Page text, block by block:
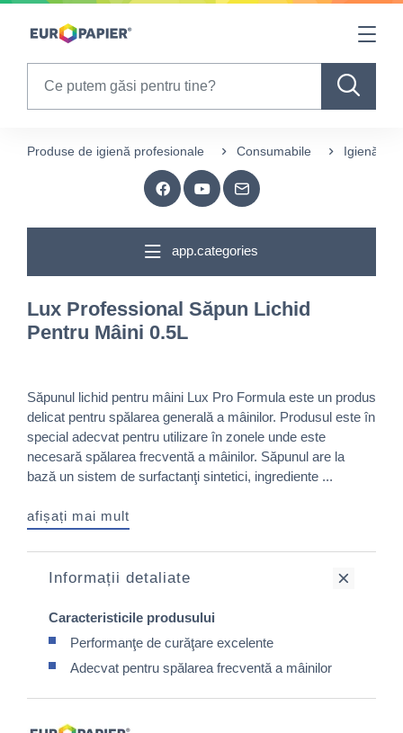
Table Of Content
Produse de igienă profesionale Consumabile Igienă
app.categories
Lux Professional Săpun Lichid
Pentru Mâini 0.5L
Săpunul lichid pentru mâini Lux Pro Formula este un produs
delicat pentru spălarea generală a mâinilor. Produsul este în
special adecvat pentru utilizare în zonele unde este
necesară spălarea frecventă a mâinilor. Săpunul are la
bază un sistem de surfactanţi sintetici, ingrediente ...
afișați mai mult
Informații detaliate
Caracteristicile produsului
Performanţe de curăţare excelente
Adecvat pentru spălarea frecventă a mâinilor